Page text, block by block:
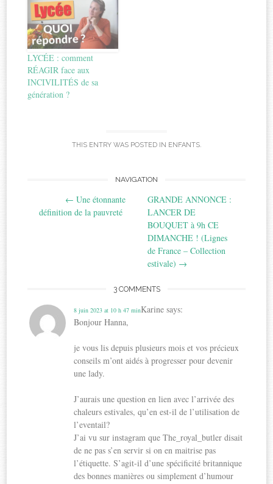
LYCÉE : comment
RÉAGIR face aux
INCIVILITÉS de sa
génération ?
THIS ENTRY WAS POSTED IN ENFANTS.
navigation
NAVIGATION
← Une étonnante
définition de la pauvreté
GRANDE ANNONCE :
LANCER DE
BOUQUET à 9h CE
DIMANCHE ! (Lignes
de France – Collection
estivale) →
3 COMMENTS
Karine says:
8 juin 2023 at 10 h 47 min
Bonjour Hanna,
je vous lis depuis plusieurs mois et vos précieux
conseils m’ont aidés à progresser pour devenir
une lady.
J’aurais une question en lien avec l’arrivée des
chaleurs estivales, qu’en est-il de l’utilisation de
l’eventail?
J’ai vu sur instagram que The_royal_butler disait
de ne pas s’en servir si on en maitrise pas
l’étiquette. S’agit-il d’une spécificité britannique
des bonnes manières ou simplement d’humour